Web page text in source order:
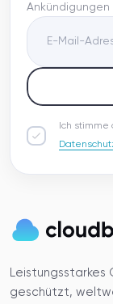
Ankündigungen
Ich stimme
geschützt,